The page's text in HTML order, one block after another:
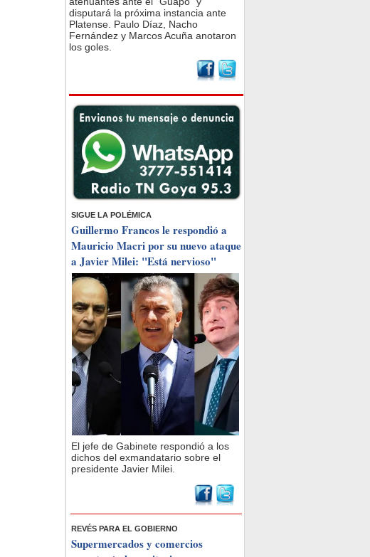
disputará la próxima instancia ante
Platense. Paulo Díaz, Nacho
Fernández y Marcos Acuña anotaron
los goles.
SIGUE LA POLÉMICA
Guillermo Francos le respondió a
Mauricio Macri por su nuevo ataque
a Javier Milei: "Está nervioso"
El jefe de Gabinete respondió a los
dichos del exmandatario sobre el
presidente Javier Milei.
REVÉS PARA EL GOBIERNO
Supermercados y comercios